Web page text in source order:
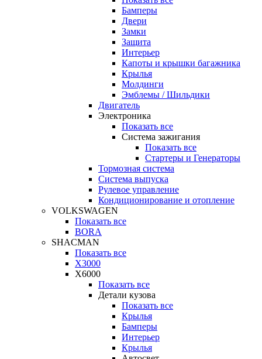
Бамперы
Двери
Замки
Защита
Интерьер
Капоты и крышки багажника
Крылья
Молдинги
Эмблемы / Шильдики
Двигатель
Электроника
Показать все
Система зажигания
Показать все
Стартеры и Генераторы
Тормозная система
Система выпуска
Рулевое управление
Кондиционирование и отопление
VOLKSWAGEN
Показать все
BORA
SHACMAN
Показать все
X3000
X6000
Показать все
Детали кузова
Показать все
Крылья
Бамперы
Интерьер
Крылья